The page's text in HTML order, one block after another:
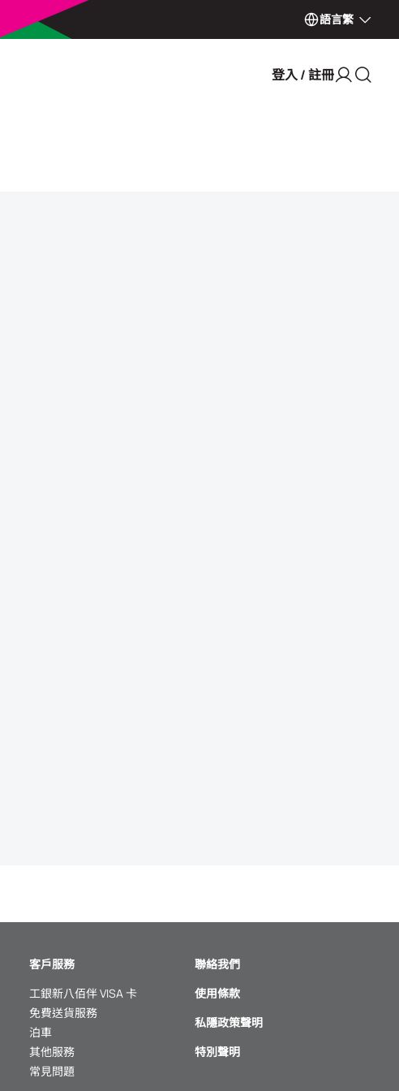
語言繁
登入 / 註冊
客戶服務
工銀新八佰伴 VISA 卡
免費送貨服務
泊車
其他服務
常見問題
聯絡我們
使用條款
私隱政策聲明
特別聲明